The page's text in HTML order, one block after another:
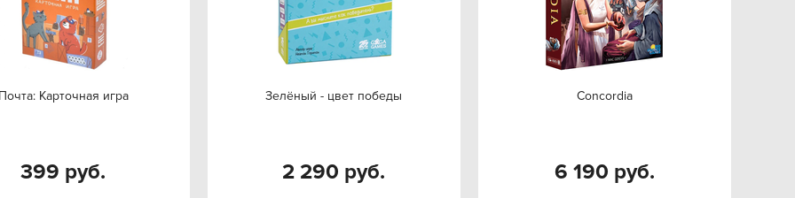
Почта: Карточная игра
399 руб.
Зелёный - цвет победы
2 290 руб.
Concordia
6 190 руб.